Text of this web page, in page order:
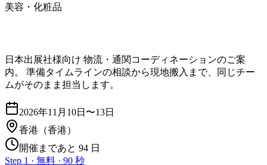
美容・化粧品
日本出展社様向け 物流・通関コーディネーションのご案
内。 準備タイムラインの相談から現地搬入まで、同じチー
ムがそのまま担当します。
2026年11月10日〜13日
香港 （香港）
開催まであと 94 日
Step 1 · 無料 · 90 秒